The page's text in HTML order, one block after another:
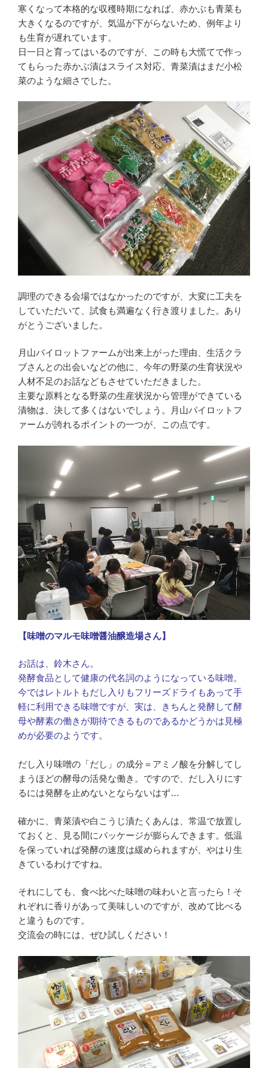
寒くなって本格的な収穫時期になれば、赤かぶも青菜も
大きくなるのですが、気温が下がらないため、例年より
も生育が遅れています。
日一日と育ってはいるのですが、この時も大慌てで作っ
てもらった赤かぶ漬はスライス対応、青菜漬はまだ小松
菜のような細さでした。
調理のできる会場ではなかったのですが、大変に工夫を
していただいて、試食も満遍なく行き渡りました。あり
がとうございました。
月山パイロットファームが出来上がった理由、生活クラ
ブさんとの出会いなどの他に、今年の野菜の生育状況や
人材不足のお話などもさせていただきました。
主要な原料となる野菜の生産状況から管理ができている
漬物は、決して多くはないでしょう。月山パイロットフ
ァームが誇れるポイントの一つが、この点です。
【味噌のマルモ味噌醤油醸造場さん】
お話は、鈴木さん。
発酵食品として健康の代名詞のようになっている味噌。
今ではレトルトもだし入りもフリーズドライもあって手
軽に利用できる味噌ですが、実は、きちんと発酵して酵
母や酵素の働きが期待できるものであるかどうかは見極
めが必要のようです。
だし入り味噌の「だし」の成分＝アミノ酸を分解してし
まうほどの酵母の活発な働き。ですので、だし入りにす
るには発酵を止めないとならないはず…
確かに、青菜漬や白こうじ漬たくあんは、常温で放置し
ておくと、見る間にパッケージが膨らんできます。低温
を保っていれば発酵の速度は緩められますが、やはり生
きているわけですね。
それにしても、食べ比べた味噌の味わいと言ったら！そ
れぞれに香りがあって美味しいのですが、改めて比べる
と違うものです。
交流会の時には、ぜひ試しください！